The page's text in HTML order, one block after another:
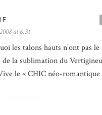
at 6:31
les talons hauts n’ont pas le
la sublimation du
le « CHIC néo-romantique